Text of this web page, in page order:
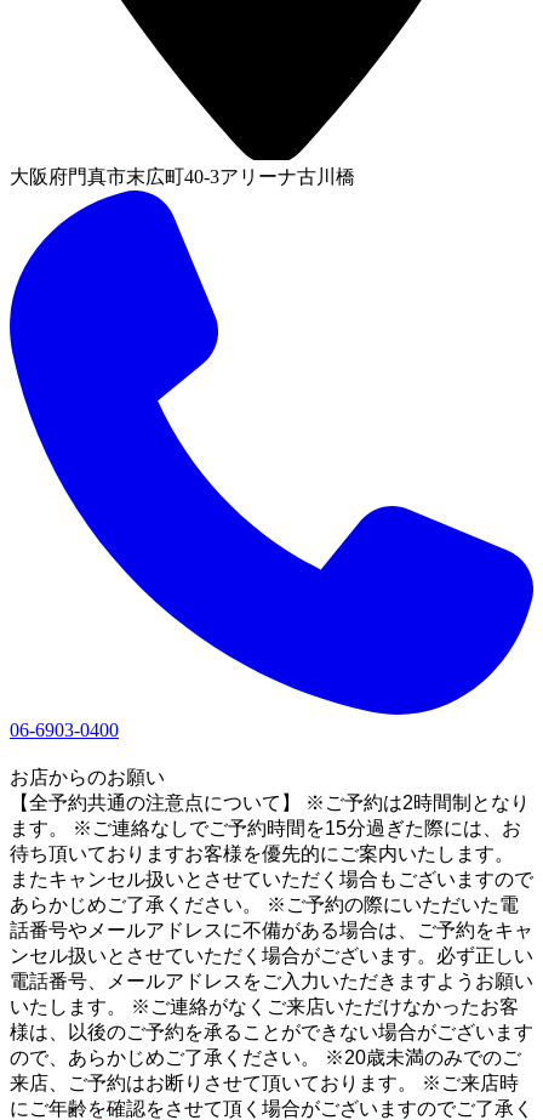
大阪府門真市末広町40-3アリーナ古川橋
06-6903-0400
お店からのお願い
【全予約共通の注意点について】 ※ご予約は2時間制となり
ます。 ※ご連絡なしでご予約時間を15分過ぎた際には、お
待ち頂いておりますお客様を優先的にご案内いたします。
またキャンセル扱いとさせていただく場合もございますので
あらかじめご了承ください。 ※ご予約の際にいただいた電
話番号やメールアドレスに不備がある場合は、ご予約をキャ
ンセル扱いとさせていただく場合がございます。必ず正しい
電話番号、メールアドレスをご入力いただきますようお願い
いたします。 ※ご連絡がなくご来店いただけなかったお客
様は、以後のご予約を承ることができない場合がございます
ので、あらかじめご了承ください。 ※20歳未満のみでのご
来店、ご予約はお断りさせて頂いております。 ※ご来店時
にご年齢を確認をさせて頂く場合がございますのでご了承く